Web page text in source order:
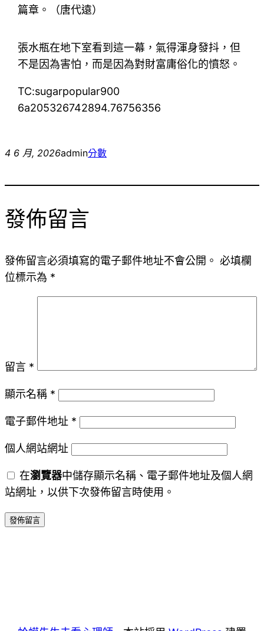
篇章。（唐代遠）
張水瓶在地下室看到這一幕，氣得渾身發抖，但
不是因為害怕，而是因為對財富庸俗化的憤怒。
TC:sugarpopular900
6a205326742894.76756356
4 6 月, 2026admin分數
發佈留言
發佈留言必須填寫的電子郵件地址不會公開。 必填欄
位標示為 *
留言 *
顯示名稱 *
電子郵件地址 *
個人網站網址
在瀏覽器中儲存顯示名稱、電子郵件地址及個人網
站網址，以供下次發佈留言時使用。